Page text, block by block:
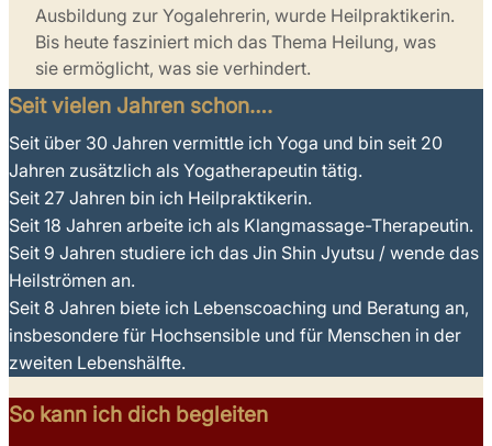
Ausbildung zur Yogalehrerin, wurde Heilpraktikerin.
Bis heute fasziniert mich das Thema Heilung, was
sie ermöglicht, was sie verhindert.
Seit vielen Jahren schon….
Seit über 30 Jahren vermittle ich Yoga und bin seit 20
Jahren zusätzlich als Yogatherapeutin tätig.
Seit 27 Jahren bin ich Heilpraktikerin.
Seit 18 Jahren arbeite ich als Klangmassage-Therapeutin.
Seit 9 Jahren studiere ich das Jin Shin Jyutsu / wende das
Heilströmen an.
Seit 8 Jahren biete ich Lebenscoaching und Beratung an,
insbesondere für Hochsensible und für Menschen in der
zweiten Lebenshälfte.
So kann ich dich begleiten